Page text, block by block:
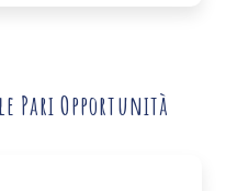
Pari Opportunità